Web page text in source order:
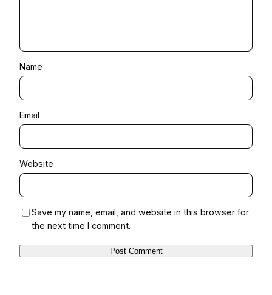
Name
Email
Website
Save my name, email, and website in this browser for
the next time I comment.